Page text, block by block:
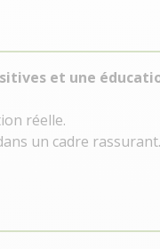
et une
réelle.
un cadre rassurant.